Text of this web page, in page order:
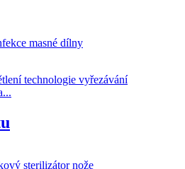
masné dílny
technologie vyřezávání
sterilizátor nože